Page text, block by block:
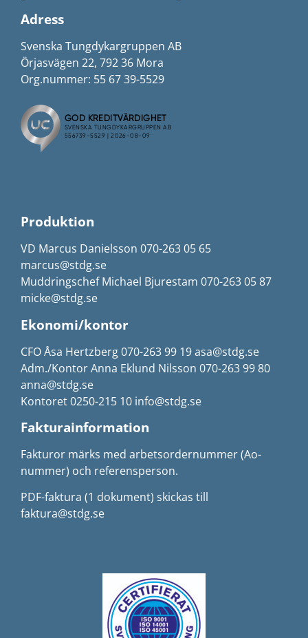
Adress
Svenska Tungdykargruppen AB
Örjasvägen 22, 792 36 Mora
Org.nummer: 55 67 39-5529
Produktion
VD Marcus Danielsson 070-263 05 65
marcus@stdg.se
Muddringschef Michael Bjurestam 070-263 05 87
micke@stdg.se
Ekonomi/kontor
CFO Åsa Hertzberg 070-263 99 19 asa@stdg.se
Adm./Kontor Anna Eklund Nilsson 070-263 99 80
anna@stdg.se
Kontoret 0250-215 10 info@stdg.se
Fakturainformation
Fakturor märks med arbetsordernummer (Ao-
nummer) och referensperson.
PDF-faktura (1 dokument) skickas till
faktura@stdg.se